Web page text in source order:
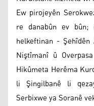
Ew pirojeyên
re danabûn ev
helkeftinan -
Niştîmanî û
Hikûmeta Herêma
li Şingilbanê li
Serbixwe ya Soranê